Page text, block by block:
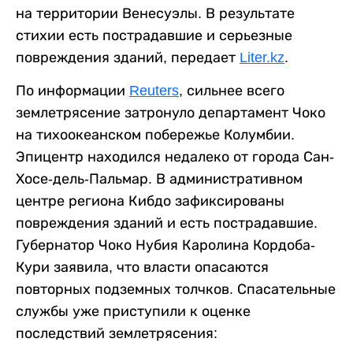
на территории Венесуэлы. В результате
стихии есть пострадавшие и серьезные
повреждения зданий, передает Liter.kz.
По информации Reuters, сильнее всего
землетрясение затронуло департамент Чоко
на тихоокеанском побережье Колумбии.
Эпицентр находился недалеко от города Сан-
Хосе-дель-Пальмар. В административном
центре региона Кибдо зафиксированы
повреждения зданий и есть пострадавшие.
Губернатор Чоко Нубия Каролина Кордоба-
Кури заявила, что власти опасаются
повторных подземных толчков. Спасательные
службы уже приступили к оценке
последствий землетрясения: